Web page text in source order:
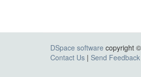
DSpace software copyright
Contact Us | Send Feedback